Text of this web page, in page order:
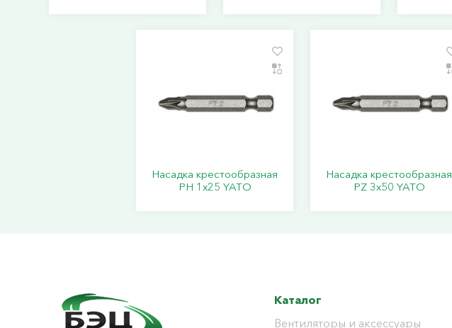
Насадка крестообразная
PН 1х25 YATO
Насадка крестообразная
PZ 3х50 YATO
Каталог
Вентиляторы и аксессуары